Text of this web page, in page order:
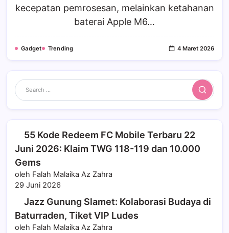
kecepatan pemrosesan, melainkan ketahanan
baterai Apple M6…
Gadget Trending 4 Maret 2026
Search
55 Kode Redeem FC Mobile Terbaru 22
Juni 2026: Klaim TWG 118-119 dan 10.000
Gems
oleh Falah Malaika Az Zahra
29 Juni 2026
Jazz Gunung Slamet: Kolaborasi Budaya di
Baturraden, Tiket VIP Ludes
oleh Falah Malaika Az Zahra